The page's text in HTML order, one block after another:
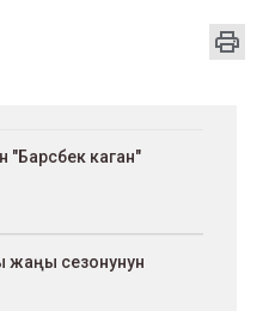
"Барсбек каган"
жаңы сезонунун